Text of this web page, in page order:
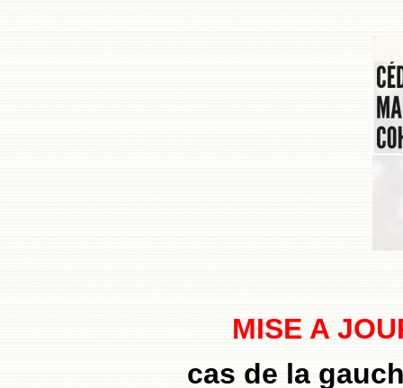
MISE A
cas de la